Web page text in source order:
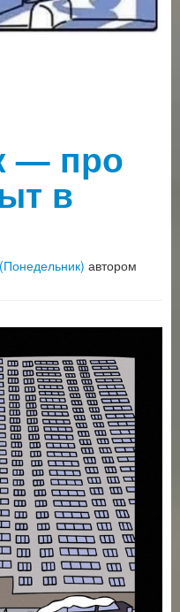
— про
в
автором